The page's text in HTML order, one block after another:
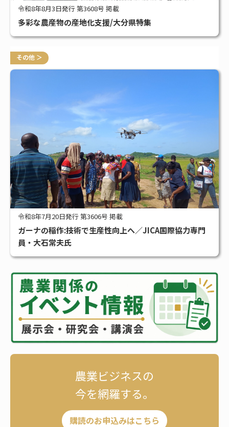
令和8年8月3日発行 第3608号 掲載
多彩な農産物の産地化支援/大分県特集
その他 ＞
令和8年7月20日発行 第3606号 掲載
ガーナの稲作:技術で生産性向上へ／JICA国際協力専門
員・大石常夫氏
農業ビジネスの
今を網羅する。
購読のお申込みはこちら